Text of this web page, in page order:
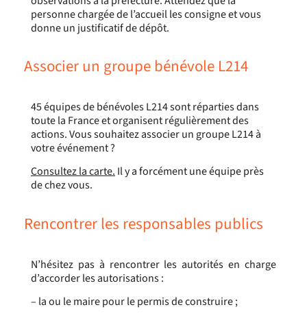
personne chargée de l’accueil les consigne et vous
donne un justificatif de dépôt.
Associer un groupe bénévole L214
45 équipes de bénévoles L214 sont réparties dans
toute la France et organisent régulièrement des
actions. Vous souhaitez associer un groupe L214 à
votre événement ?
Consultez la carte. Il y a forcément une équipe près
de chez vous.
Rencontrer les responsables publics
N’hésitez pas à rencontrer les autorités en charge
d’accorder les autorisations :
– la ou le maire pour le permis de construire ;